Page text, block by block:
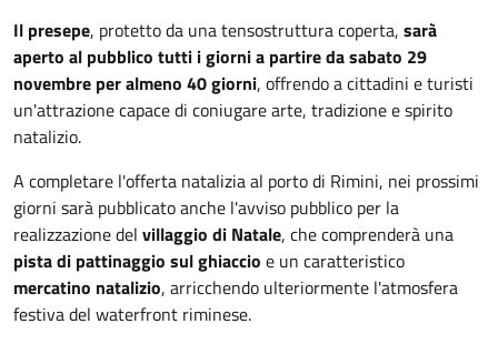
Il presepe, protetto da una tensostruttura coperta, sarà
aperto al pubblico tutti i giorni a partire da sabato 29
novembre per almeno 40 giorni, offrendo a cittadini e turisti
un'attrazione capace di coniugare arte, tradizione e spirito
natalizio.
A completare l'offerta natalizia al porto di Rimini, nei prossimi
giorni sarà pubblicato anche l'avviso pubblico per la
realizzazione del villaggio di Natale, che comprenderà una
pista di pattinaggio sul ghiaccio e un caratteristico
mercatino natalizio, arricchendo ulteriormente l'atmosfera
festiva del waterfront riminese.